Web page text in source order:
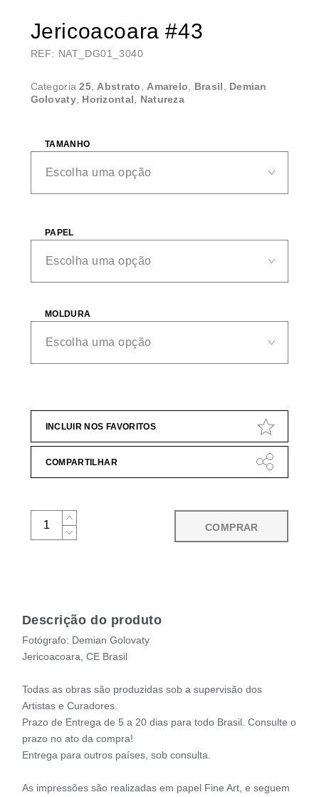
Jericoacoara #43
REF: NAT_DG01_3040
Categoria25, Abstrato Amarelo Brasil
Demian
Golovaty, Horizontal Natureza
TAMANHO
PAPEL
MOLDURA
INCLUIR NOS FAVORITOS
COMPARTILHAR
COMPRAR
Descrição do produto
Fotógrafo: Demian Golovaty
Jericoacoara, CE Brasil
Todas as obras são produzidas sob a supervisão dos
Artistas e Curadores.
Prazo de Entrega de 5 a 20 dias para todo Brasil. Consulte o
prazo no ato da compra!
Entrega para outros países, sob consulta.
As impressões são realizadas em papel Fine Art, e seguem